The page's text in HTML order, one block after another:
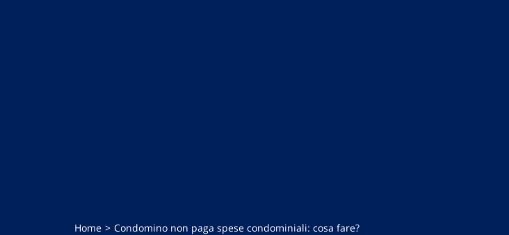
Home Condomino non paga spese condominiali: cosa fare?